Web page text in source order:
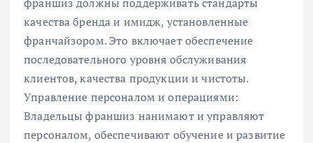
качества бренда и имидж, установленные
франчайзором. Это включает обеспечение
последовательного уровня обслуживания
клиентов, качества продукции и чистоты.
Управление персоналом и операциями:
Владельцы франшиз нанимают и управляют
персоналом, обеспечивают обучение и развитие